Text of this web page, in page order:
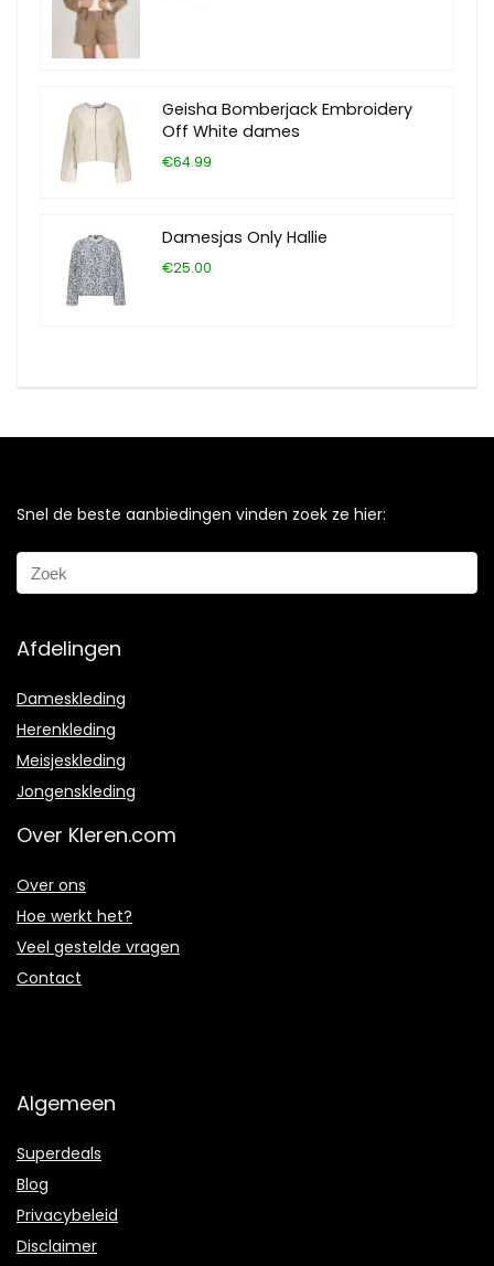
Geisha Bomberjack Embroidery
Off White dames
€64.99
Damesjas Only Hallie
€25.00
Snel de beste aanbiedingen vinden zoek ze hier:
Afdelingen
Dameskleding
Herenkleding
Meisjeskleding
Jongenskleding
Over Kleren.com
Over ons
Hoe werkt het?
Veel gestelde vragen
Contact
Algemeen
Superdeals
Blog
Privacybeleid
Disclaimer